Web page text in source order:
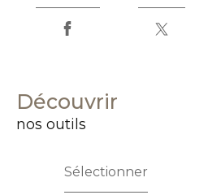
découvrir
nos outils
Sélectionner